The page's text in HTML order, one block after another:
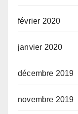
février 2020
janvier 2020
décembre 2019
novembre 2019